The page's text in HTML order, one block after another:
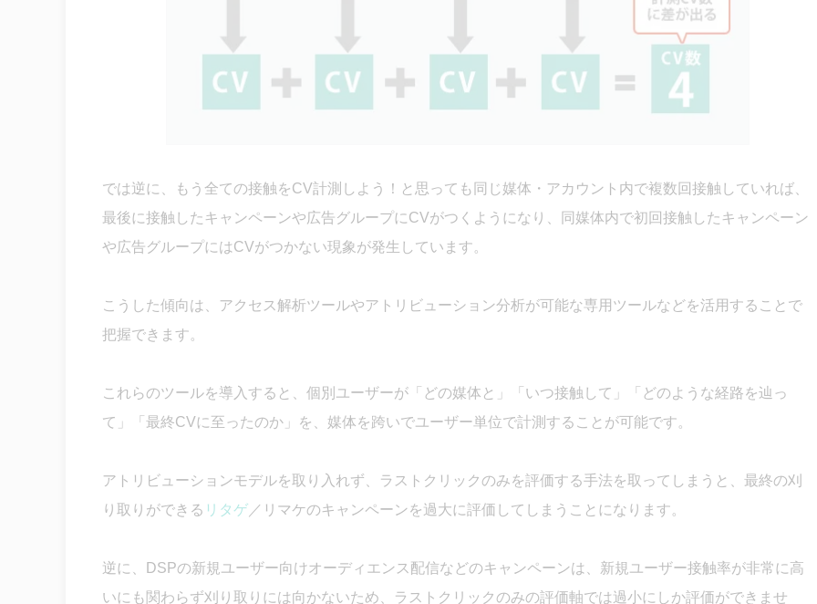
では逆に、もう全ての接触をCV計測しよう！と思っても同じ媒体・アカウント内で複数回接触していれば、
最後に接触したキャンペーンや広告グループにCVがつくようになり、同媒体内で初回接触したキャンペーン
や広告グループにはCVがつかない現象が発生しています。
こうした傾向は、アクセス解析ツールやアトリビューション分析が可能な専用ツールなどを活用することで
把握できます。
これらのツールを導入すると、個別ユーザーが「どの媒体と」「いつ接触して」「どのような経路を辿っ
て」「最終CVに至ったのか」を、媒体を跨いでユーザー単位で計測することが可能です。
アトリビューションモデルを取り入れず、ラストクリックのみを評価する手法を取ってしまうと、最終の刈
り取りができる リタゲ ／リマケのキャンペーンを過大に評価してしまうことになります。
逆に、DSPの新規ユーザー向けオーディエンス配信などのキャンペーンは、新規ユーザー接触率が非常に高
いにも関わらず刈り取りには向かないため、ラストクリックのみの評価軸では過小にしか評価ができませ